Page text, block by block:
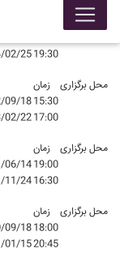
محل برگزاری
02/2519:30
زمان
محل برگزاری
09/1815:30
02/2217:00
زمان
محل برگزاری
06/1419:00
11/2416:30
زمان
محل برگزاری
09/1818:00
01/1520:45